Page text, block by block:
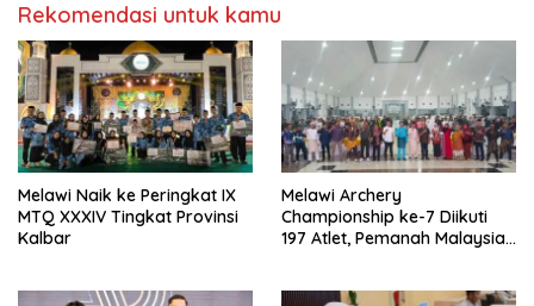
Rekomendasi untuk kamu
Melawi Naik ke Peringkat IX
MTQ XXXIV Tingkat Provinsi
Kalbar
Melawi Archery
Championship ke-7 Diikuti
197 Atlet, Pemanah Malaysia